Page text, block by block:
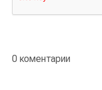
0 коментарии